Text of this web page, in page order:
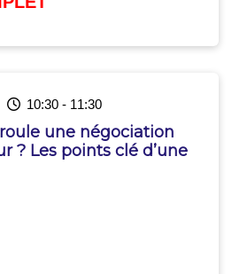
10:30- 11:30
une négociation
? Les points clé d’une